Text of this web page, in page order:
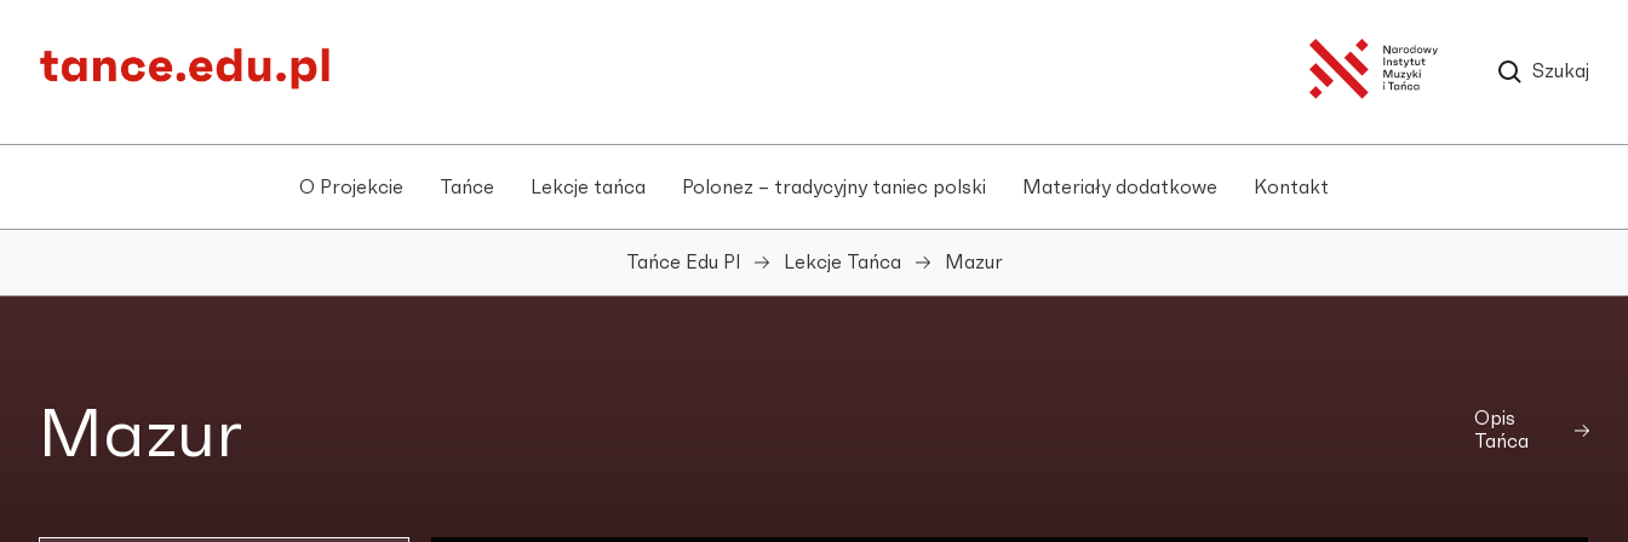
Szukaj
O Projekcie Tańce Lekcje tańca Polonez – tradycyjny taniec polski Materiały dodatkowe Kontakt
Tańce Edu Pl Lekcje Tańca Mazur
Mazur
Opis
Tańca